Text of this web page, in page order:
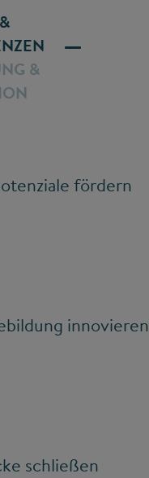
fördern
innovieren
schließen
&